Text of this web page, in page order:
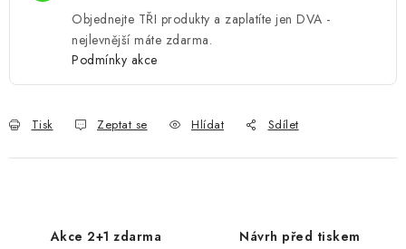
Objednejte TŘI produkty a zaplatíte jen DVA -
nejlevnější máte zdarma.
Podmínky akce
Tisk Zeptat se Hlídat Sdílet
Akce 2+1 zdarma Návrh před tiskem